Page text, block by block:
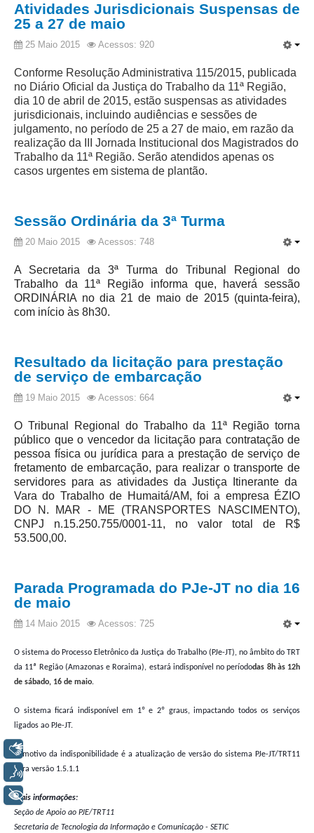
Processuais Unificadas
Comitê do Datajud
Dados
Comissão de Ética
Comitê de Priorização do Primeiro Grau
Comissão de Uniformização de Jurisprudência
Comitê de Gestão de Pessoas
Comissão de Vitaliciamento
Aprendizagem
Comitê de Incentivo à Participação Institucional Feminina
no âmbito do TRT-11
Comissão Permanente de Gestão Socioambiental
Comitê Gestor do Plano de Contratações e Aquisições
no Âmbito do TRT11
Grupo Operacional do Centro de Inteligência
Comitê de Equidade de Raça, Gênero e Diversidade
Comitê PopRuaJud
Comissão de Justiça Itinerante
Comissão Permanente de Avaliação Documental
Automação e IA
Governança de TI
Gestão Estratégica
Rede de Governança Colaborativa
Gestão de Riscos
Sites Institucionais
Centro de Memória
Educação a distância
Atividades Jurisdicionais Suspensas de
25 a 27 de maio
25 Maio 2015 Acessos: 920
Conforme Resolução Administrativa 115/2015, publicada
no Diário Oficial da Justiça do Trabalho da 11ª Região,
dia 10 de abril de 2015, estão suspensas as atividades
jurisdicionais, incluindo audiências e sessões de
julgamento, no período de 25 a 27 de maio, em razão da
realização da III Jornada Institucional dos Magistrados do
Trabalho da 11ª Região. Serão atendidos apenas os
casos urgentes em sistema de plantão.
Sessão Ordinária da 3ª Turma
20 Maio 2015 Acessos: 748
A Secretaria da 3ª Turma do Tribunal Regional do
Trabalho da 11ª Região informa que, haverá sessão
ORDINÁRIA no dia 21 de maio de 2015 (quinta-feira),
com início às 8h30.
Resultado da licitação para prestação
de serviço de embarcação
19 Maio 2015 Acessos: 664
O Tribunal Regional do Trabalho da 11ª Região torna
público que o vencedor da licitação para contratação de
pessoa física ou jurídica para a prestação de serviço de
fretamento de embarcação, para realizar o transporte de
servidores para as atividades da Justiça Itinerante da
Vara do Trabalho de Humaitá/AM, foi a empresa ÉZIO
DO N. MAR - ME (TRANSPORTES NASCIMENTO),
CNPJ n.15.250.755/0001-11, no valor total de R$
53.500,00.
Parada Programada do PJe-JT no dia 16
de maio
14 Maio 2015 Acessos: 725
O sistema do Processo Eletrônico da Justiça do Trabalho (PJe-JT), no âmbito do TRT
da 11ª Região (Amazonas e Roraima), estará indisponível no períododas 8h às 12h
de sábado, 16 de maio.
O sistema ficará indisponível em 1º e 2º graus, impactando todos os serviços
ligados ao PJe-JT.
O motivo da indisponibilidade é a atualização de versão do sistema PJe-JT/TRT11
para versão 1.5.1.1
Mais informações:
Seção de Apoio ao PJE/TRT11
Secretaria de Tecnologia da Informação e Comunicação - SETIC
Libras
Voz
+ Acessibilidade